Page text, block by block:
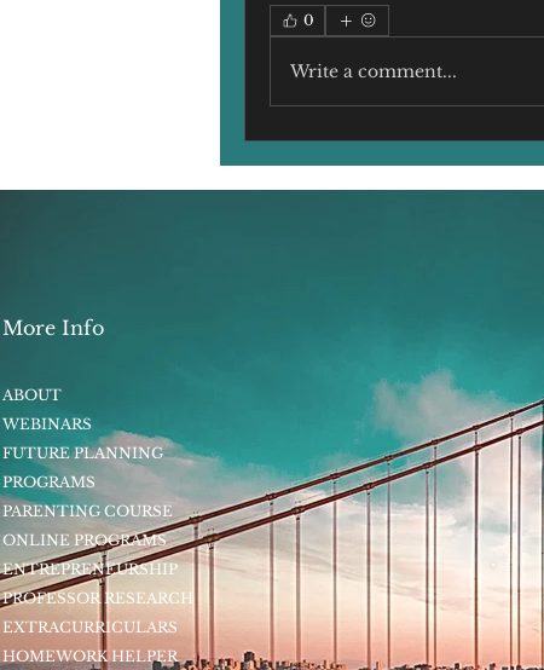
0
Write a comment...
More Info
ABOUT
WEBINARS
FUTURE PLANNING
PROGRAMS
PARENTING COURSE
ONLINE PROGRAMS
ENTREPRENEURSHIP
PROFESSOR RESEARCH
EXTRACURRICULARS
HOMEWORK HELPER